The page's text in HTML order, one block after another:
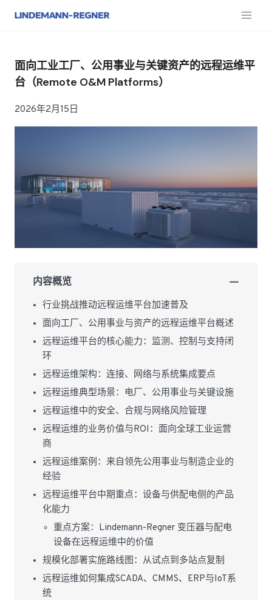
面向工业工厂、公用事业与关键资产的远程运维平
台（Remote O&M Platforms）
2026年2月15日
内容概览
行业挑战推动远程运维平台加速普及
面向工厂、公用事业与资产的远程运维平台概述
远程运维平台的核心能力：监测、控制与支持闭
环
远程运维架构：连接、网络与系统集成要点
远程运维典型场景：电厂、公用事业与关键设施
远程运维中的安全、合规与网络风险管理
远程运维的业务价值与ROI：面向全球工业运营
商
远程运维案例：来自领先公用事业与制造企业的
经验
远程运维平台中期重点：设备与供配电侧的产品
化能力
重点方案：Lindemann-Regner 变压器与配电
设备在远程运维中的价值
规模化部署实施路线图：从试点到多站点复制
远程运维如何集成SCADA、CMMS、ERP与IoT系
统